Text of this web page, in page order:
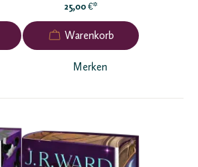
25,00€*
Merken